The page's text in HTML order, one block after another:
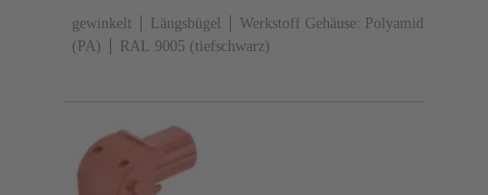
gewinkelt Längsbügel
Werkstoff Gehäuse: Polyamid
(PA)
RAL 9005 (tiefschwarz)